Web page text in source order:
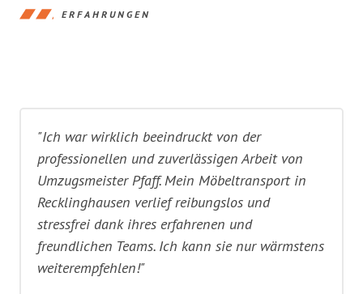
ERFAHRUNGEN
"Ich war wirklich beeindruckt von der
professionellen und zuverlässigen Arbeit von
Umzugsmeister Pfaff. Mein Möbeltransport in
Recklinghausen verlief reibungslos und
stressfrei dank ihres erfahrenen und
freundlichen Teams. Ich kann sie nur wärmstens
weiterempfehlen!"